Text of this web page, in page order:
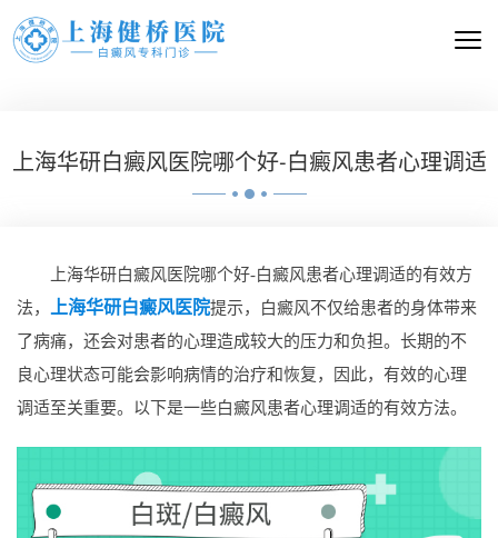
上海华研白癜风医院哪个好-白癜风患者心理调适
上海华研白癜风医院哪个好-白癜风患者心理调适的有效方
法，
上海华研白癜风医院提示，白癜风不仅给患者的身体带来
了病痛，还会对患者的心理造成较大的压力和负担。长期的不
良心理状态可能会影响病情的治疗和恢复，因此，有效的心理
调适至关重要。以下是一些白癜风患者心理调适的有效方法。